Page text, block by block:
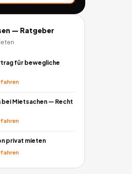
— Ratgeber
für bewegliche
bei Mietsachen — Recht
privat mieten